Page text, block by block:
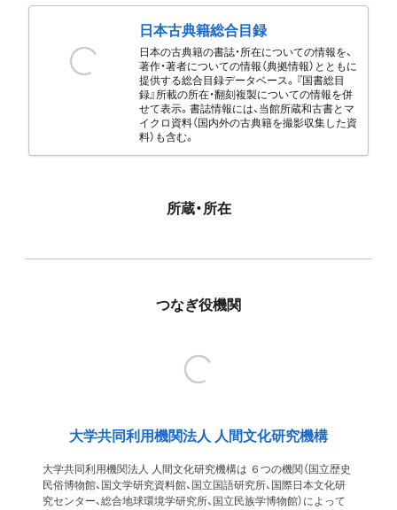
日本古典籍総合目録
日本の古典籍の書誌・所在についての情報を、
著作・著者についての情報（典拠情報）とともに
提供する総合目録データベース。『国書総目
録』所載の所在・翻刻複製についての情報を併
せて表示。書誌情報には、当館所蔵和古書とマ
イクロ資料（国内外の古典籍を撮影収集した資
料）も含む。
所蔵・所在
つなぎ役機関
大学共同利用機関法人 人間文化研究機構
大学共同利用機関法人 人間文化研究機構は ６つの機関（国立歴史
民俗博物館、国文学研究資料館、国立国語研究所、国際日本文化研
究センター、総合地球環境学研究所、国立民族学博物館）によって